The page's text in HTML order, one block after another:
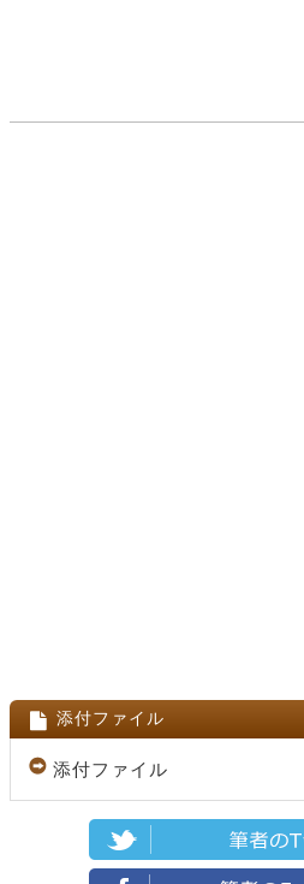
添付ファイル
添付ファイル